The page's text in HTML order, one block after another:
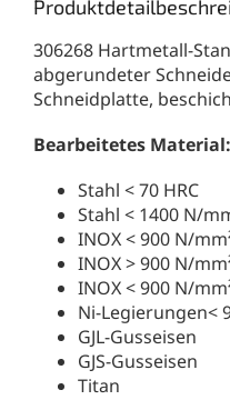
306268 Hartmetall-
abgerundeter
Schneidplatte,
Bearbeitetes Material:
Stahl < 70 HRC
Stahl < 1400 N/
INOX < 900 N/
INOX > 900 N/
INOX < 900 N/
Ni-Legierungen<
GJL-Gusseisen
GJS-Gusseisen
Titan